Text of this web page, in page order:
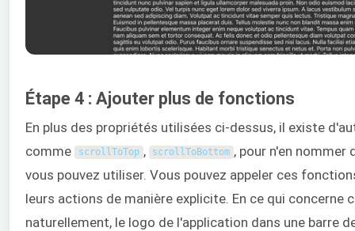
Étape 4 : Ajouter plus de fonctions
En plus des propriétés utilisées ci-dessus, il existe
comme
scrollToTop , scrollToBottom , pour n'en nommer
vous pouvez utiliser. Vous pouvez appeler ces
leurs actions de manière explicite. En ce qui concerne
naturellement, le logo de l'application dans une barre